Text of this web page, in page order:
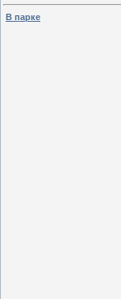
В парке